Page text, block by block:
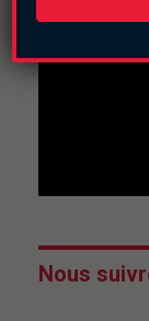
Nous